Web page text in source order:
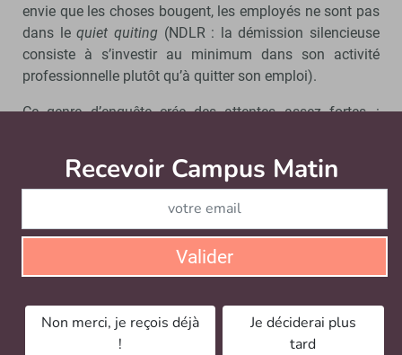
envie que les choses bougent, les employés ne sont pas
dans lequiet quiting(NDLR : la démission silencieuse
consiste à s’investir au minimum dans son activité
professionnelle plutôt qu’à quitter son emploi).
Ce genre d’enquête crée des attentes assez fortes :
réponse. Il ne faut pas que cela s’essouffle. C’est
pourquoi nous allons rester à un questionnaire par an,
avec des questions similaires. Ce rythme est déjà
parfois plus de temps.
Recevoir Campus Matin
Valider
Non merci, je reçois déjà
!
Je déciderai plus
tard